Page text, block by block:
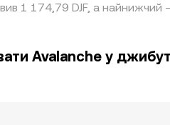
1 174,79 DJF, а найнижчий
Avalanche у